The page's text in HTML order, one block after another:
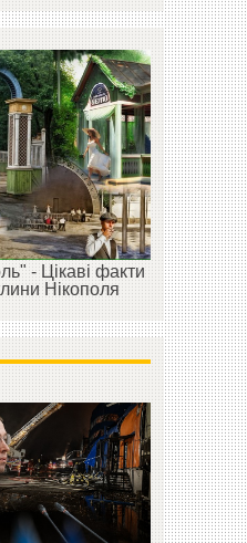
- Цікаві факти
Нікополя